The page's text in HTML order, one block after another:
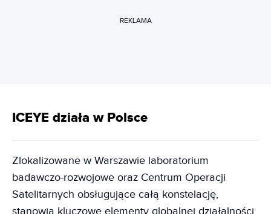
REKLAMA
ICEYE działa w Polsce
Zlokalizowane w Warszawie laboratorium
badawczo-rozwojowe oraz Centrum Operacji
Satelitarnych obsługujące całą konstelację,
stanowią kluczowe elementy globalnej działalności